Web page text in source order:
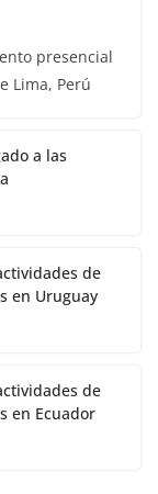
presencial
Lima, Perú
a las
de
en Uruguay
de
en Ecuador